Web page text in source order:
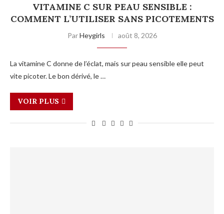
VITAMINE C SUR PEAU SENSIBLE :
COMMENT L’UTILISER SANS PICOTEMENTS
ParHeygirls août 8, 2026
La vitamine C donne de l’éclat, mais sur peau sensible elle peut
vite picoter. Le bon dérivé, le …
VOIR PLUS